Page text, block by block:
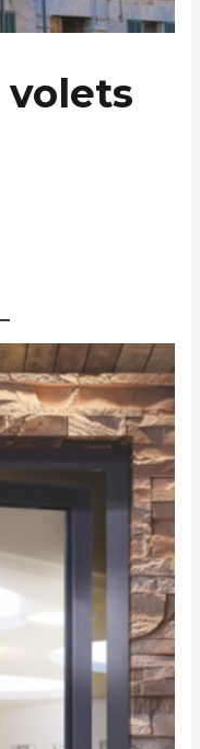
volets